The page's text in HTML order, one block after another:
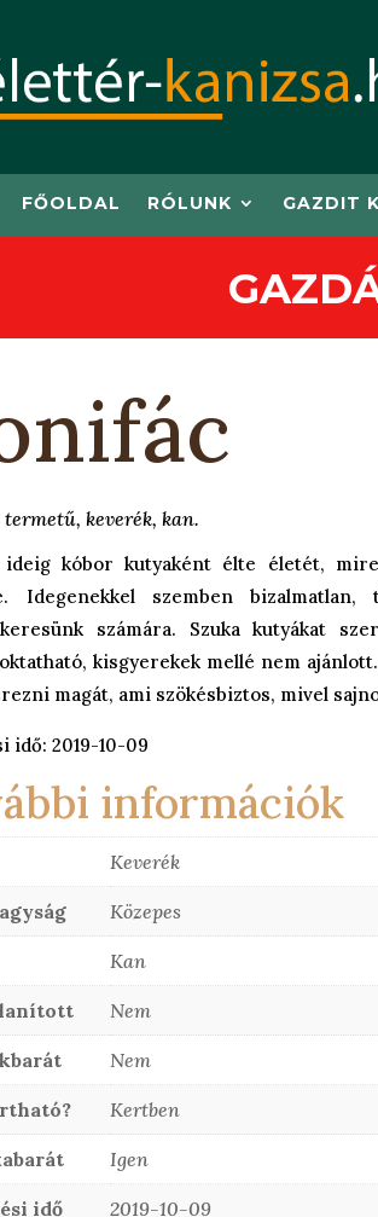
FŐOLDAL RÓLUNK GAZDIT
termetű, keverék, kan.
ideig kóbor kutyaként élte életét,
Idegenekkel szemben bizalmatlan,
számára. Szuka kutyákat
kisgyerekek mellé nem
magát, ami szökésbiztos, mivel
idő: 2019-10-09
információk
Keverék
Közepes
Kan
Nem
Nem
Kertben
Igen
idő 2019-10-09